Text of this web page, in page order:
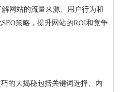
网站的流量来源、用户行为和
策略，提升网站的ROI和竞争
的大揭秘包括关键词选择、内